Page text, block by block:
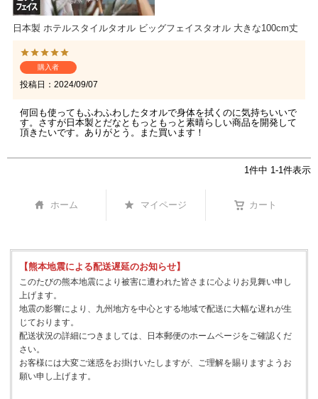
日本製 ホテルスタイルタオル ビッグフェイスタオル 大きな100cm丈
購入者
投稿日 2024/09/07
何回も使ってもふわふわしたタオルで身体を拭くのに気持ちいいで
す。さすが日本製とだなともっともっと素晴らしい商品を開発して
頂きたいです。ありがとう。また買います！
1件中 1-1件表示
ホーム マイページ カート
【熊本地震による配送遅延のお知らせ】
このたびの熊本地震により被害に遭われた皆さまに心よりお見舞い申し
上げます。
地震の影響により、九州地方を中心とする地域で配送に大幅な遅れが生
じております。
配送状況の詳細につきましては、日本郵便のホームページをご確認くだ
さい。
お客様には大変ご迷惑をお掛けいたしますが、ご理解を賜りますようお
願い申し上げます。